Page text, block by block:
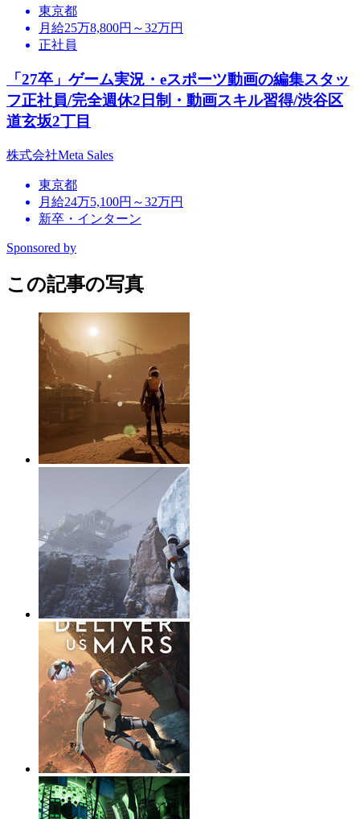
東京都
月給25万8,800円～32万円
正社員
「27卒」ゲーム実況・eスポーツ動画の編集スタッ
フ正社員/完全週休2日制・動画スキル習得/渋谷区
道玄坂2丁目
株式会社Meta Sales
東京都
月給24万5,100円～32万円
新卒・インターン
Sponsored by
この記事の写真